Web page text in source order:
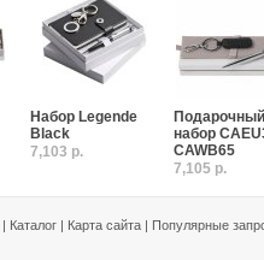
Набор Legende
Black
7,103 р.
Подарочный
набор
CAWB65
7,105 р.
| Каталог | Карта сайта | Популярные